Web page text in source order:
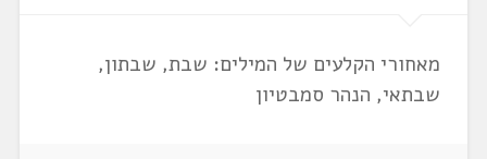
מאחורי הקלעים של המילים: שבת, שבתון,
שבתאי, הנהר סמבטיון